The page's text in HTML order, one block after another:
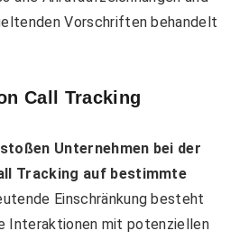
Vorschriften behandelt
Call Tracking
Unternehmen bei der
Tracking auf bestimmte
Einschränkung besteht
Interaktionen mit potenziellen